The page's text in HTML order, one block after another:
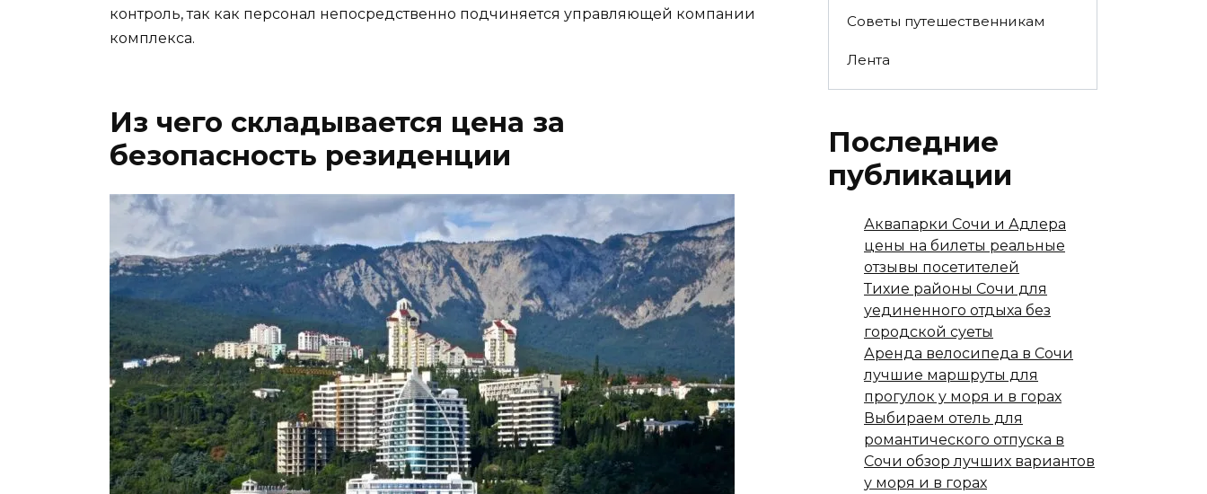
контроль, так как персонал непосредственно подчиняется управляющей компании
комплекса.
Из чего складывается цена за
безопасность резиденции
Советы путешественникам
Лента
Последние
публикации
Аквапарки Сочи и Адлера
цены на билеты реальные
отзывы посетителей
Тихие районы Сочи для
уединенного отдыха без
городской суеты
Аренда велосипеда в Сочи
лучшие маршруты для
прогулок у моря и в горах
Выбираем отель для
романтического отпуска в
Сочи обзор лучших вариантов
у моря и в горах